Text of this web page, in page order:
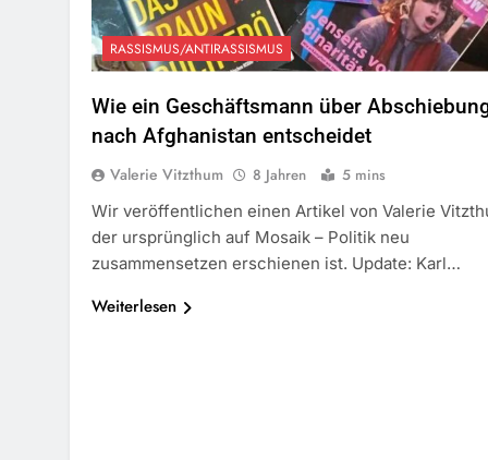
RASSISMUS/ANTIRASSISMUS
Wie ein Geschäftsmann über
nach Afghanistan entscheidet
Valerie Vitzthum 8 Jahren
5 mins
Wir veröffentlichen einen Artikel von Valerie
der ursprünglich auf Mosaik – Politik neu
zusammensetzen erschienen ist. Update: Karl…
Weiterlesen